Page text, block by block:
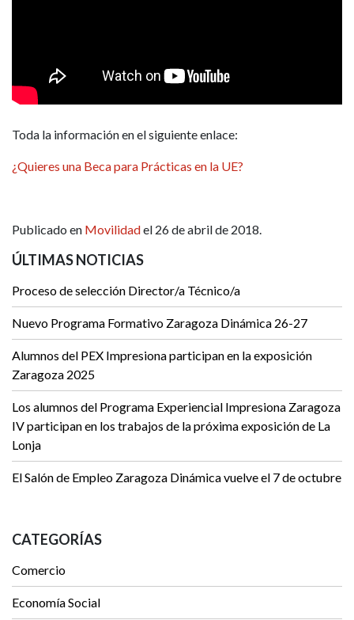
Toda la información en el siguiente enlace:
¿Quieres una Beca para Prácticas en la UE?
Publicado en Movilidadel 26 de abril de 2018.
ÚLTIMAS NOTICIAS
Proceso de selección Director/a Técnico/a
Nuevo Programa Formativo Zaragoza Dinámica 26-27
Alumnos del PEX Impresiona participan en la exposición
Zaragoza 2025
Los alumnos del Programa Experiencial Impresiona Zaragoza
IV participan en los trabajos de la próxima exposición de La
Lonja
El Salón de Empleo Zaragoza Dinámica vuelve el 7 de octubre
CATEGORÍAS
Comercio
Economía Social